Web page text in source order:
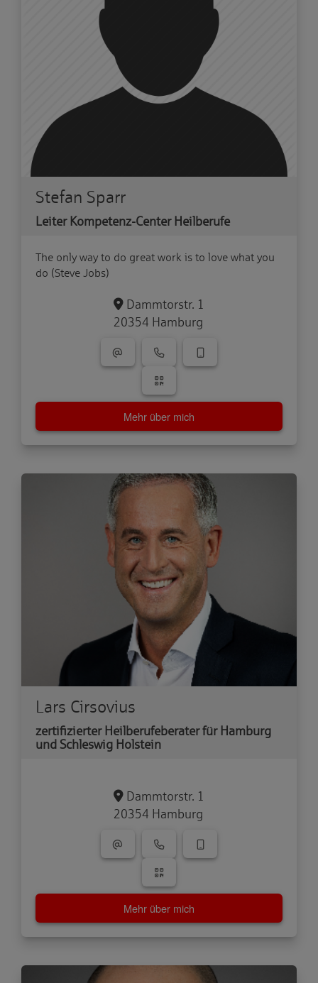
Stefan Sparr
Leiter Kompetenz-Center Heilberufe
The only way to do great work is to love what you
do (Steve Jobs)
Dammtorstr. 1
20354 Hamburg
Mehr über mich
Lars Cirsovius
zertifizierter Heilberufeberater für Hamburg
und Schleswig Holstein
Dammtorstr. 1
20354 Hamburg
Mehr über mich